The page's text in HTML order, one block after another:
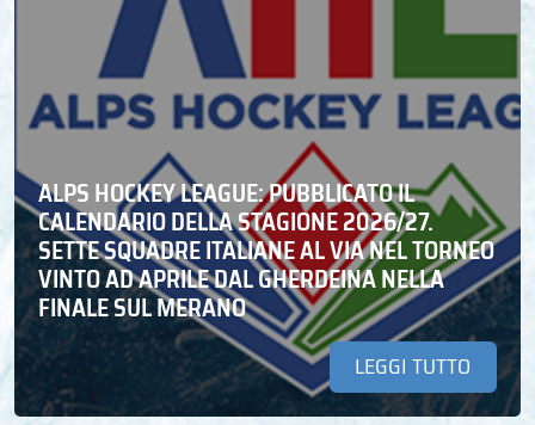
ALPS HOCKEY LEAGUE: PUBBLICATO IL
CALENDARIO DELLA STAGIONE 2026/27.
SETTE SQUADRE ITALIANE AL VIA NEL TORNEO
VINTO AD APRILE DAL GHERDEINA NELLA
FINALE SUL MERANO
LEGGI TUTTO